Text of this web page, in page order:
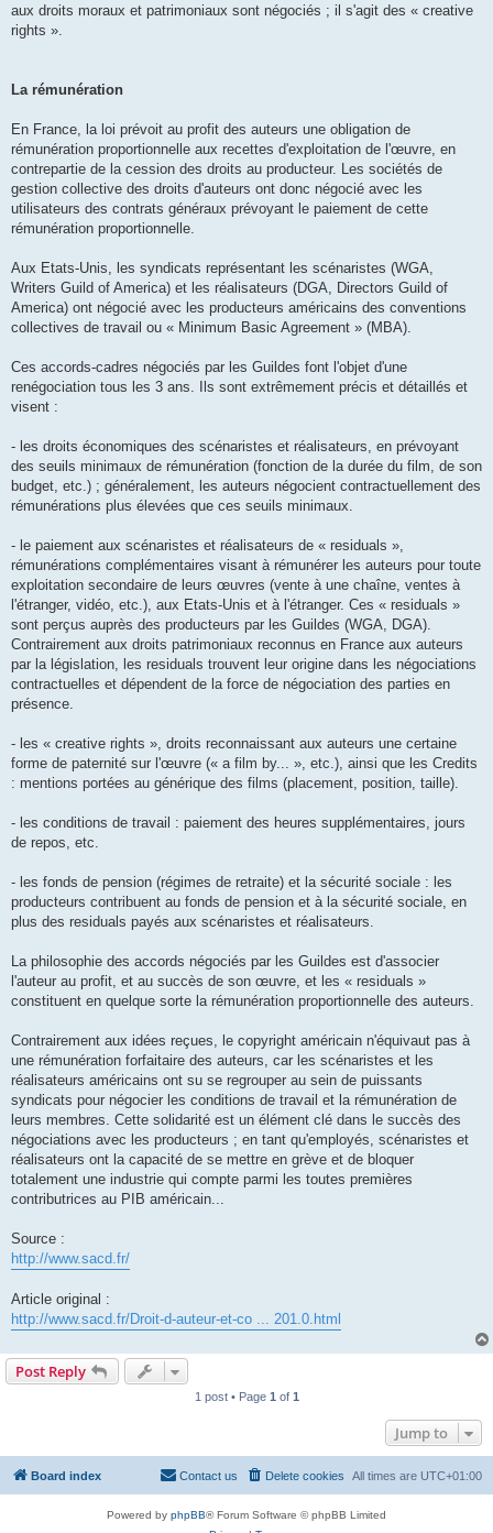
aux droits moraux et patrimoniaux sont négociés ; il s'agit des « creative
rights ».
La rémunération
En France, la loi prévoit au profit des auteurs une obligation de
rémunération proportionnelle aux recettes d'exploitation de l'œuvre, en
contrepartie de la cession des droits au producteur. Les sociétés de
gestion collective des droits d'auteurs ont donc négocié avec les
utilisateurs des contrats généraux prévoyant le paiement de cette
rémunération proportionnelle.
Aux Etats-Unis, les syndicats représentant les scénaristes (WGA,
Writers Guild of America) et les réalisateurs (DGA, Directors Guild of
America) ont négocié avec les producteurs américains des conventions
collectives de travail ou « Minimum Basic Agreement » (MBA).
Ces accords-cadres négociés par les Guildes font l'objet d'une
renégociation tous les 3 ans. Ils sont extrêmement précis et détaillés et
visent :
- les droits économiques des scénaristes et réalisateurs, en prévoyant
des seuils minimaux de rémunération (fonction de la durée du film, de son
budget, etc.) ; généralement, les auteurs négocient contractuellement des
rémunérations plus élevées que ces seuils minimaux.
- le paiement aux scénaristes et réalisateurs de « residuals »,
rémunérations complémentaires visant à rémunérer les auteurs pour toute
exploitation secondaire de leurs œuvres (vente à une chaîne, ventes à
l'étranger, vidéo, etc.), aux Etats-Unis et à l'étranger. Ces « residuals »
sont perçus auprès des producteurs par les Guildes (WGA, DGA).
Contrairement aux droits patrimoniaux reconnus en France aux auteurs
par la législation, les residuals trouvent leur origine dans les négociations
contractuelles et dépendent de la force de négociation des parties en
présence.
- les « creative rights », droits reconnaissant aux auteurs une certaine
forme de paternité sur l'œuvre (« a film by... », etc.), ainsi que les Credits
: mentions portées au générique des films (placement, position, taille).
- les conditions de travail : paiement des heures supplémentaires, jours
de repos, etc.
- les fonds de pension (régimes de retraite) et la sécurité sociale : les
producteurs contribuent au fonds de pension et à la sécurité sociale, en
plus des residuals payés aux scénaristes et réalisateurs.
La philosophie des accords négociés par les Guildes est d'associer
l'auteur au profit, et au succès de son œuvre, et les « residuals »
constituent en quelque sorte la rémunération proportionnelle des auteurs.
Contrairement aux idées reçues, le copyright américain n'équivaut pas à
une rémunération forfaitaire des auteurs, car les scénaristes et les
réalisateurs américains ont su se regrouper au sein de puissants
syndicats pour négocier les conditions de travail et la rémunération de
leurs membres. Cette solidarité est un élément clé dans le succès des
négociations avec les producteurs ; en tant qu'employés, scénaristes et
réalisateurs ont la capacité de se mettre en grève et de bloquer
totalement une industrie qui compte parmi les toutes premières
contributrices au PIB américain...
Source :
http://www.sacd.fr/
Article original :
http://www.sacd.fr/Droit-d-auteur-et-co ... 201.0.html
Post Reply
1 post • Page 1 of 1
Jump to
Board index All times are UTC+01:00
Delete cookies
Contact us
Powered by phpBB® Forum Software © phpBB Limited